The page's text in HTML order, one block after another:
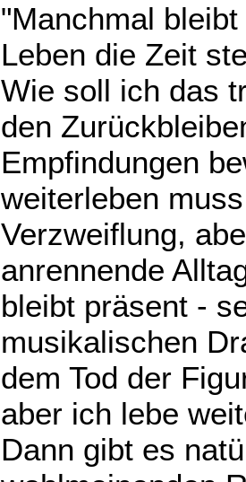
"Manchmal
Leben die Zeit
Wie soll ich das
den
Empfindungen
weiterleben
Verzweiflung,
anrennende
bleibt präsent -
musikalischen
dem Tod der
aber ich lebe
Dann gibt es